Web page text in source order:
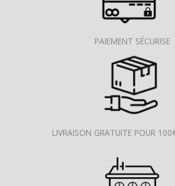
PAIEMENT SÉCURISE
LIVRAISON GRATUITE POUR